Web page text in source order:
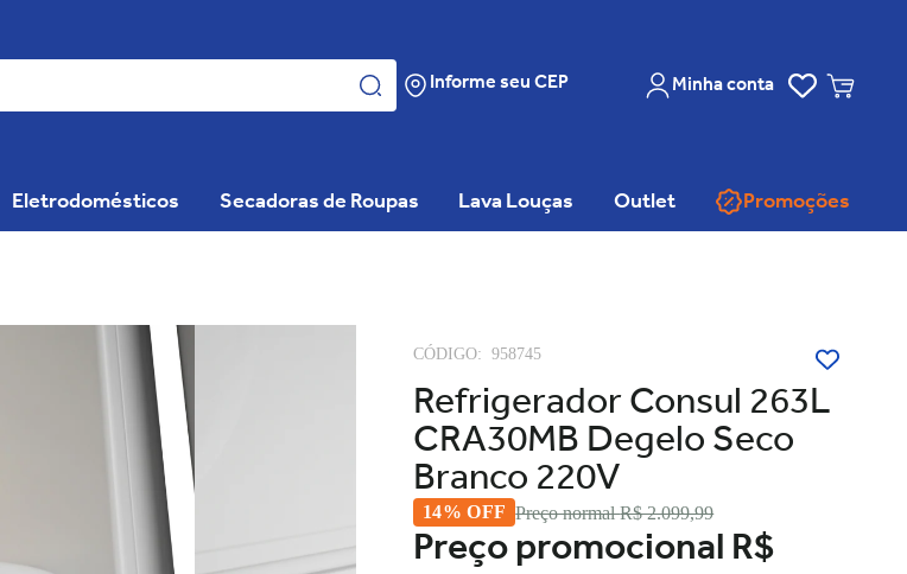
Informe seu CEP Minha conta
Eletrodomésticos Secadoras de Roupas Lava Louças Outlet Promoções
CÓDIGO: 958745
Refrigerador Consul 263L
CRA30MB Degelo Seco
Branco 220V
14% OFF Preço normalR$ 2.099,99
Preço promocionalR$